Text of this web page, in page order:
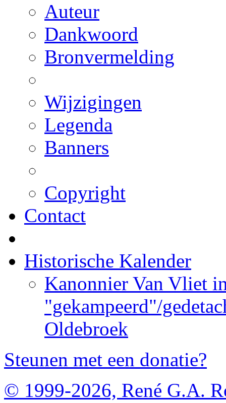
Auteur
Dankwoord
Bronvermelding
Wijzigingen
Legenda
Banners
Copyright
Contact
Historische Kalender
Kanonnier Van Vliet
"gekampeerd"/
Oldebroek
Steunen met een donatie?
© 1999-2026, René G.A.